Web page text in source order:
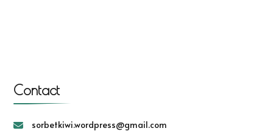
Contact
sorbetkiwi.wordpress@gmail.com